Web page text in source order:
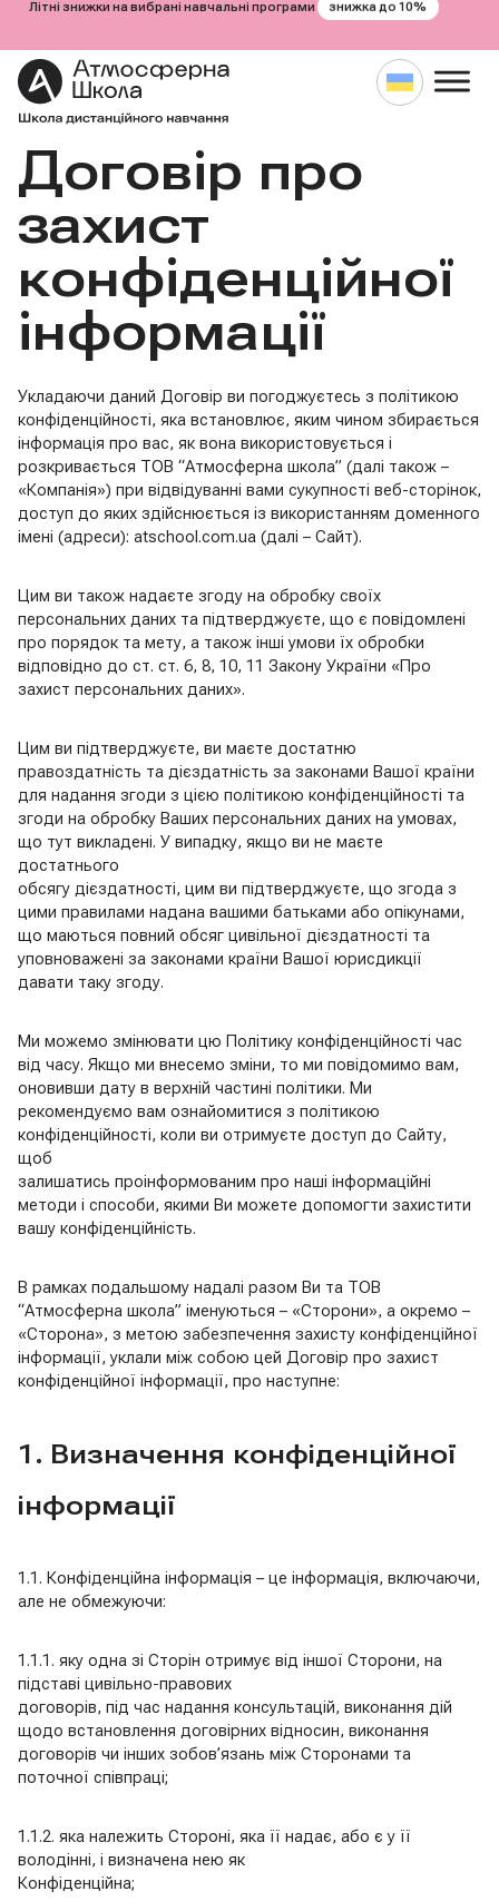
Перейти
до
вмісту
Літні знижки на вибрані навчальні програми знижка до 10%
Договір про
захист
конфіденційної
інформації
Укладаючи даний Договір ви погоджуєтесь з політикою
конфіденційності, яка встановлює, яким чином збирається
інформація про вас, як вона використовується і
розкривається ТОВ “Атмосферна школа” (далі також –
«Компанія») при відвідуванні вами сукупності веб-сторінок,
доступ до яких здійснюється із використанням доменного
імені (адреси): atschool.com.ua (далі – Сайт).
Цим ви також надаєте згоду на обробку своїх
персональних даних та підтверджуєте, що є повідомлені
про порядок та мету, а також інші умови їх обробки
відповідно до ст. ст. 6, 8, 10, 11 Закону України «Про
захист персональних даних».
Цим ви підтверджуєте, ви маєте достатню
правоздатність та дієздатність за законами Вашої країни
для надання згоди з цією політикою конфіденційності та
згоди на обробку Ваших персональних даних на умовах,
що тут викладені. У випадку, якщо ви не маєте
достатнього
обсягу дієздатності, цим ви підтверджуєте, що згода з
цими правилами надана вашими батьками або опікунами,
що маються повний обсяг цивільної дієздатності та
уповноважені за законами країни Вашої юрисдикції
давати таку згоду.
Ми можемо змінювати цю Політику конфіденційності час
від часу. Якщо ми внесемо зміни, то ми повідомимо вам,
оновивши дату в верхній частині політики. Ми
рекомендуємо вам ознайомитися з політикою
конфіденційності, коли ви отримуєте доступ до Сайту,
щоб
залишатись проінформованим про наші інформаційні
методи і способи, якими Ви можете допомогти захистити
вашу конфіденційність.
В рамках подальшому надалі разом Ви та ТОВ
“Атмосферна школа” іменуються – «Сторони», а окремо –
«Сторона», з метою забезпечення захисту конфіденційної
інформації, уклали між собою цей Договір про захист
конфіденційної інформації, про наступне:
1. Визначення конфіденційної
інформації
1.1. Конфіденційна інформація – це інформація, включаючи,
але не обмежуючи:
1.1.1. яку одна зі Сторін отримує від іншої Сторони, на
підставі цивільно-правових
договорів, під час надання консультацій, виконання дій
щодо встановлення договірних відносин, виконання
договорів чи інших зобов’язань між Сторонами та
поточної співпраці;
1.1.2. яка належить Стороні, яка її надає, або є у її
володінні, і визначена нею як
Конфіденційна;